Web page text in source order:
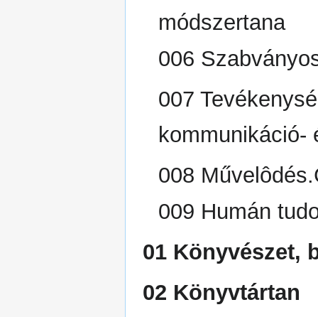
módszertana
006
007
kommunikáció-
008
009 Humán
01 Könyvészet,
02 Könyvtártan